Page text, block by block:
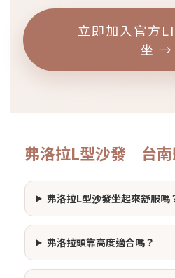
立即加入官方
坐 →
弗洛拉L型沙發｜台
弗洛拉L型沙發坐起來舒服嗎
弗洛拉頭靠高度適合嗎？